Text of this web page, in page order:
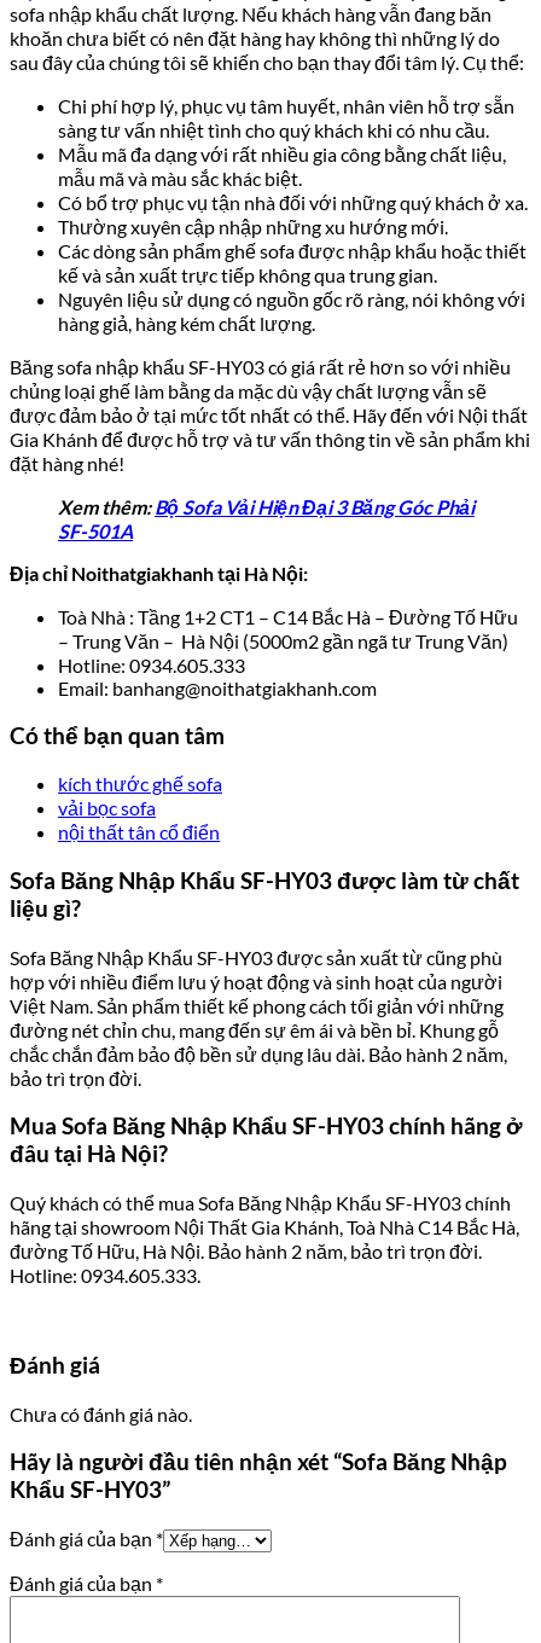
sofa nhập khẩu chất lượng. Nếu khách hàng vẫn đang băn
khoăn chưa biết có nên đặt hàng hay không thì những lý do
sau đây của chúng tôi sẽ khiến cho bạn thay đổi tâm lý. Cụ thể:
Chi phí hợp lý, phục vụ tâm huyết, nhân viên hỗ trợ sẵn
sàng tư vấn nhiệt tình cho quý khách khi có nhu cầu.
Mẫu mã đa dạng với rất nhiều gia công bằng chất liệu,
mẫu mã và màu sắc khác biệt.
Có bổ trợ phục vụ tận nhà đối với những quý khách ở xa.
Thường xuyên cập nhập những xu hướng mới.
Các dòng sản phẩm ghế sofa được nhập khẩu hoặc thiết
kế và sản xuất trực tiếp không qua trung gian.
Nguyên liệu sử dụng có nguồn gốc rõ ràng, nói không với
hàng giả, hàng kém chất lượng.
Băng sofa nhập khẩu SF-HY03 có giá rất rẻ hơn so với nhiều
chủng loại ghế làm bằng da mặc dù vậy chất lượng vẫn sẽ
được đảm bảo ở tại mức tốt nhất có thể. Hãy đến với Nội thất
Gia Khánh để được hỗ trợ và tư vấn thông tin về sản phẩm khi
đặt hàng nhé!
Xem thêm:Bộ Sofa Vải Hiện Đại 3 Băng Góc Phải
SF-501A
Địa chỉ Noithatgiakhanh tại Hà Nội:
Toà Nhà : Tầng 1+2 CT1 – C14 Bắc Hà – Đường Tố Hữu
– Trung Văn – Hà Nội (5000m2 gần ngã tư Trung Văn)
Hotline: 0934.605.333
Email: banhang@noithatgiakhanh.com
Có thể bạn quan tâm
kích thước ghế sofa
vải bọc sofa
nội thất tân cổ điển
Sofa Băng Nhập Khẩu SF-HY03 được làm từ chất
liệu gì?
Sofa Băng Nhập Khẩu SF-HY03 được sản xuất từ cũng phù
hợp với nhiều điểm lưu ý hoạt động và sinh hoạt của người
Việt Nam. Sản phẩm thiết kế phong cách tối giản với những
đường nét chỉn chu, mang đến sự êm ái và bền bỉ. Khung gỗ
chắc chắn đảm bảo độ bền sử dụng lâu dài. Bảo hành 2 năm,
bảo trì trọn đời.
Mua Sofa Băng Nhập Khẩu SF-HY03 chính hãng ở
đâu tại Hà Nội?
Quý khách có thể mua Sofa Băng Nhập Khẩu SF-HY03 chính
hãng tại showroom Nội Thất Gia Khánh, Toà Nhà C14 Bắc Hà,
đường Tố Hữu, Hà Nội. Bảo hành 2 năm, bảo trì trọn đời.
Hotline: 0934.605.333.
Đánh giá
Chưa có đánh giá nào.
Hãy là người đầu tiên nhận xét “Sofa Băng Nhập
Khẩu SF-HY03”
Đánh giá của bạn *
Đánh giá của bạn *